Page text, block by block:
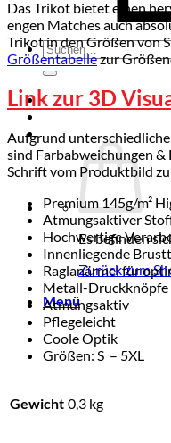
Suchen
nach:
Es befinden
Zurück zum
Menü
Das Trikot bietet einen
engen Matches auch
Trikot in den Größen von
Größentabellezur
Link zur 3D
Aufgrund
sind Farbabweichungen
Schrift vom Produktbild
Premium 145g/m²
Atmungsaktiver
Hochwertige
Innenliegende
Raglanärmel für
Metall-Druckknöpfe
Atmungsaktiv
Pflegeleicht
Coole Optik
Größen: S – 5XL
Gewicht 0,3 kg